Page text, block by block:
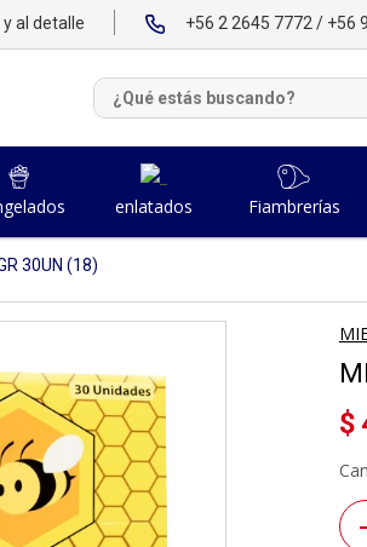
al detalle +56 2 2645 7772 / +56
enlatados Fiambrerías
30UN (18)
$
-